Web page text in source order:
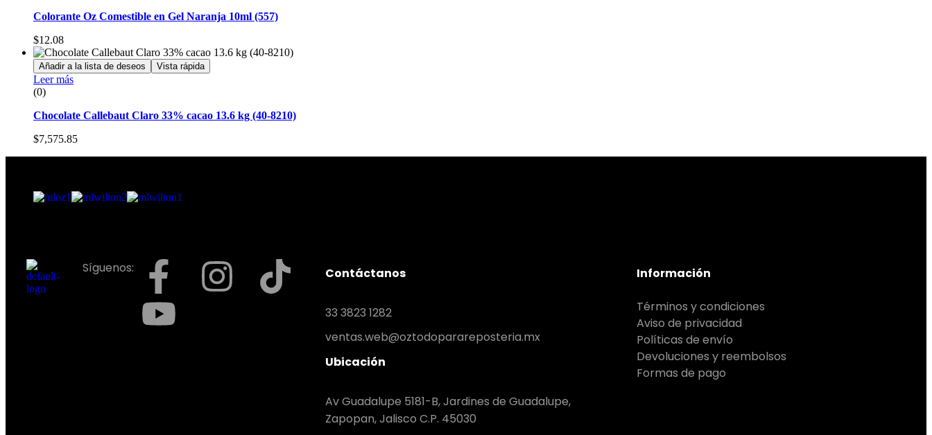
Colorante Oz Comestible en Gel Naranja 10ml (557)
$12.08
Añadir a la lista de deseos Vista rápida
Leer más
(0)
Chocolate Callebaut Claro 33% cacao 13.6 kg (40-8210)
$7,575.85
Síguenos: Contáctanos
33 3823 1282
ventas.web@oztodoparareposteria.mx
Ubicación
Av Guadalupe 5181-B, Jardines de Guadalupe,
Zapopan, Jalisco C.P. 45030
Información
Términos y condiciones
Aviso de privacidad
Políticas de envío
Devoluciones y reembolsos
Formas de pago